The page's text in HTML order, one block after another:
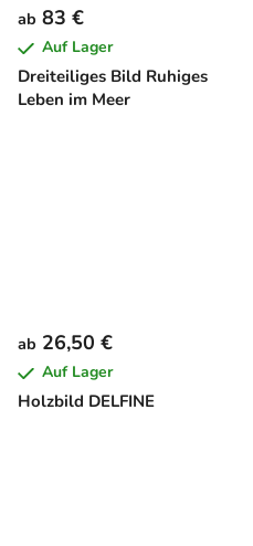
Dreiteiliges Bild Ruhiges
Leben im Meer
ab 83 €
Auf Lager
Holzbild DELFINE
ab 26,50 €
Auf Lager